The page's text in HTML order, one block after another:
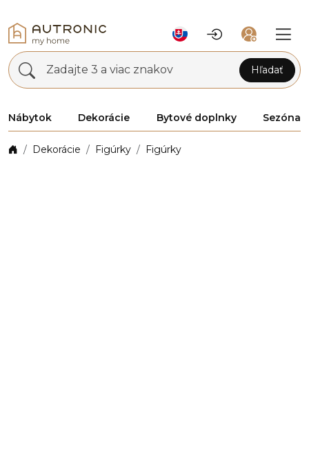
Zadajte 3 a viac znakov Hľadať
Nábytok Dekorácie Bytové doplnky Sezóna
Dekorácie Figúrky Figúrky